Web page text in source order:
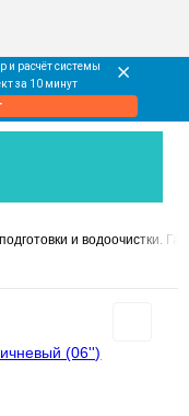
и водоочистки.
и расчёт системы
за 10 минут